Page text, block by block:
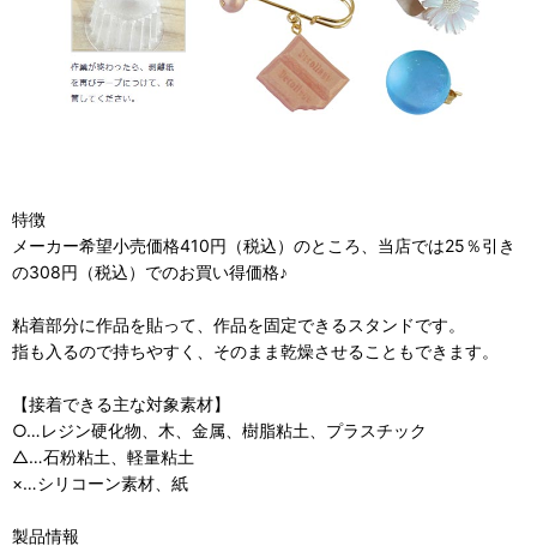
特徴
メーカー希望小売価格410円（税込）のところ、当店では25％引き
の308円（税込）でのお買い得価格♪
粘着部分に作品を貼って、作品を固定できるスタンドです。
指も入るので持ちやすく、そのまま乾燥させることもできます。
【接着できる主な対象素材】
○…レジン硬化物、木、金属、樹脂粘土、プラスチック
△…石粉粘土、軽量粘土
×…シリコーン素材、紙
製品情報